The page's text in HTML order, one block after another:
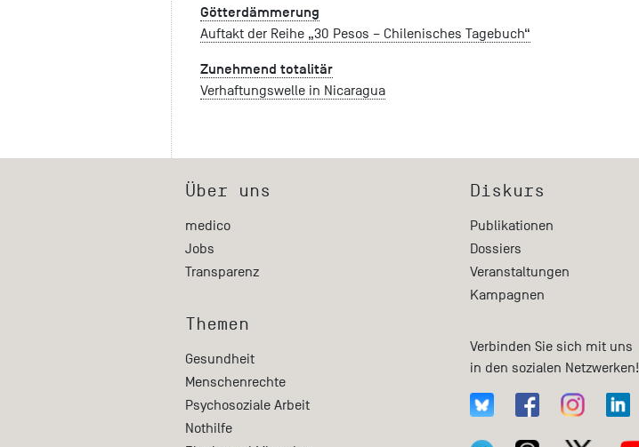
Götterdämmerung
Auftakt der Reihe „30 Pesos – Chilenisches Tagebuch“
Zunehmend totalitär
Verhaftungswelle in Nicaragua
Über uns
medico
Jobs
Transparenz
Themen
Gesundheit
Menschenrechte
Psychosoziale Arbeit
Nothilfe
Diskurs
Publikationen
Dossiers
Veranstaltungen
Kampagnen
Verbinden Sie sich mit uns
in den sozialen Netzwerken!